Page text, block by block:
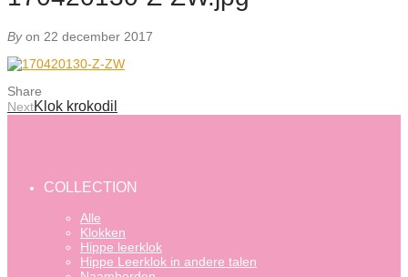
Byon 22 december 2017
Share
NextKlok krokodil
COLLECTION
Alle
Klokken
Hippe leerklok
Hippe Leerklok in andere talen